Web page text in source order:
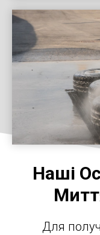
Наші
Для